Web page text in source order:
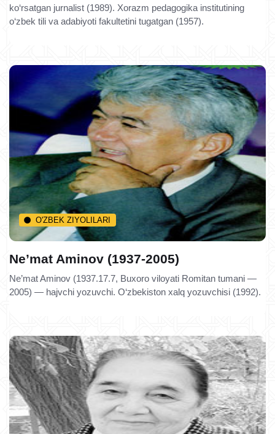
ko‘rsatgan jurnalist (1989). Xorazm pedagogika institutining
o‘zbek tili va adabiyoti fakultetini tugatgan (1957).
O'ZBEK ZIYOLILARI
Ne’mat Aminov (1937-2005)
Ne’mat Aminov (1937.17.7, Buxoro viloyati Romitan tumani —
2005) — hajvchi yozuvchi. O‘zbekiston xalq yozuvchisi (1992).